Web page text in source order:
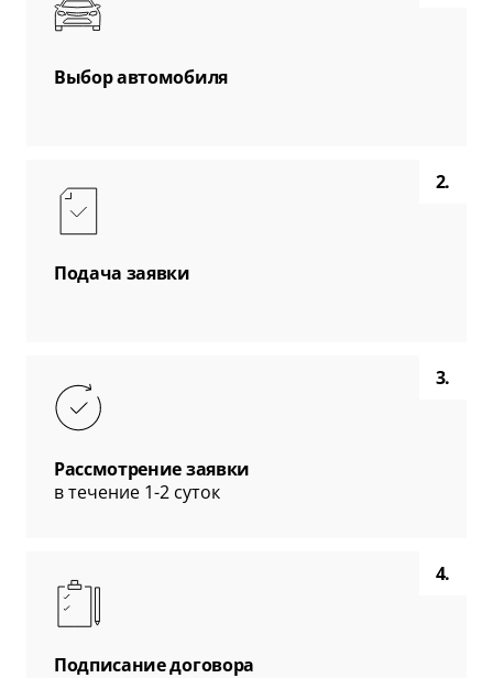
Выбор автомобиля
2.
Подача заявки
3.
Рассмотрение заявки
в течение 1-2 суток
4.
Подписание договора